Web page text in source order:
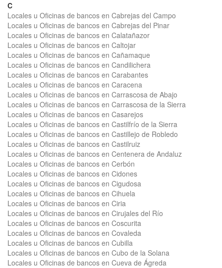
C
Locales u Oficinas de bancos en Cabrejas del Campo
Locales u Oficinas de bancos en Cabrejas del Pinar
Locales u Oficinas de bancos en Calatañazor
Locales u Oficinas de bancos en Caltojar
Locales u Oficinas de bancos en Cañamaque
Locales u Oficinas de bancos en Candilichera
Locales u Oficinas de bancos en Carabantes
Locales u Oficinas de bancos en Caracena
Locales u Oficinas de bancos en Carrascosa de Abajo
Locales u Oficinas de bancos en Carrascosa de la Sierra
Locales u Oficinas de bancos en Casarejos
Locales u Oficinas de bancos en Castilfrío de la Sierra
Locales u Oficinas de bancos en Castillejo de Robledo
Locales u Oficinas de bancos en Castilruiz
Locales u Oficinas de bancos en Centenera de Andaluz
Locales u Oficinas de bancos en Cerbón
Locales u Oficinas de bancos en Cidones
Locales u Oficinas de bancos en Cigudosa
Locales u Oficinas de bancos en Cihuela
Locales u Oficinas de bancos en Ciria
Locales u Oficinas de bancos en Cirujales del Río
Locales u Oficinas de bancos en Coscurita
Locales u Oficinas de bancos en Covaleda
Locales u Oficinas de bancos en Cubilla
Locales u Oficinas de bancos en Cubo de la Solana
Locales u Oficinas de bancos en Cueva de Ágreda